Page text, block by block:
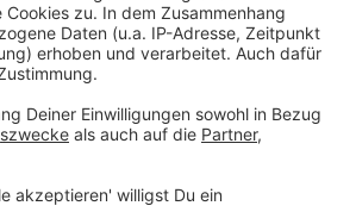
um das Konzertwochenende sind
Tor 3, in den Rudas Studios im